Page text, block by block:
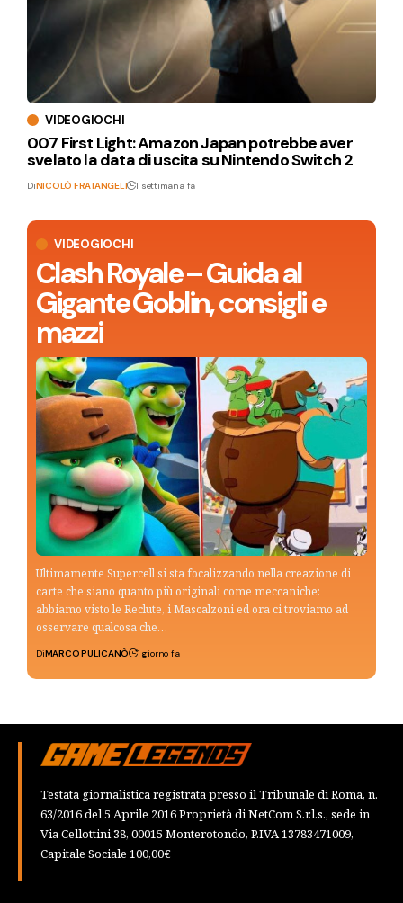
VIDEOGIOCHI
Clash Royale – Guida al
Gigante Goblin, consigli e
mazzi
Ultimamente Supercell si sta focalizzando nella creazione di
carte che siano quanto più originali come meccaniche:
abbiamo visto le Reclute, i Mascalzoni ed ora ci troviamo ad
osservare qualcosa che…
DiMARCO PULICANÒ 1 giorno fa
VIDEOGIOCHI
007 First Light: Amazon Japan potrebbe aver
svelato la data di uscita su Nintendo Switch 2
DiNICOLÒ FRATANGELI 1 settimana fa
Testata giornalistica registrata presso il Tribunale di Roma, n.
63/2016 del 5 Aprile 2016 Proprietà di NetCom S.r.l.s., sede in
Via Cellottini 38, 00015 Monterotondo, P.IVA 13783471009,
Capitale Sociale 100,00€